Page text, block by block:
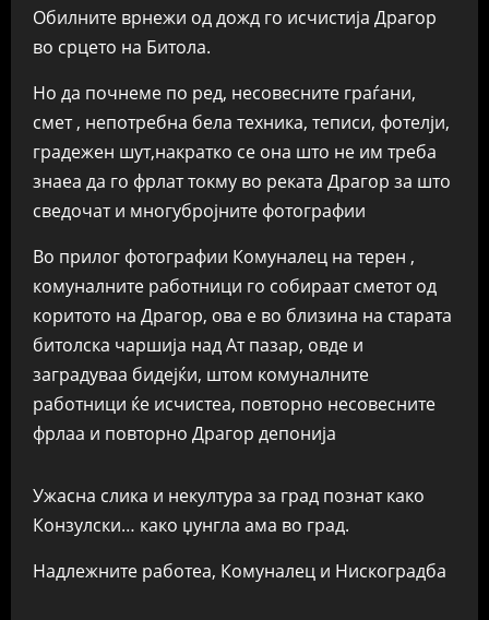
Обилните врнежи од дожд го исчистија Драгор
во срцето на Битола.
Но да почнеме по ред, несовесните граѓани,
смет , непотребна бела техника, теписи, фотелји,
градежен шут,накратко се она што не им треба
знаеа да го фрлат токму во реката Драгор за што
сведочат и многубројните фотографии
Во прилог фотографии Комуналец на терен ,
комуналните работници го собираат сметот од
коритото на Драгор, ова е во близина на старата
битолска чаршија над Ат пазар, овде и
заградуваа бидејќи, штом комуналните
работници ќе исчистеа, повторно несовесните
фрлаа и повторно Драгор депонија
Ужасна слика и некултура за град познат како
Конзулски… како џунгла ама во град.
Надлежните работеа, Комуналец и Нискоградба